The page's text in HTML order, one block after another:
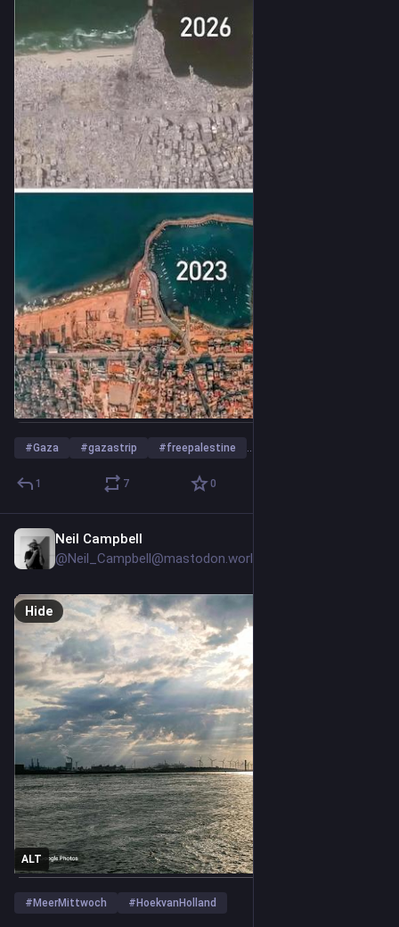
#Gaza #gazastrip #freepalestine …and 6 more
1 7 0
Neil Campbell
@Neil_Campbell@mastodon.world
ALT
Hide
#MeerMittwoch #HoekvanHolland